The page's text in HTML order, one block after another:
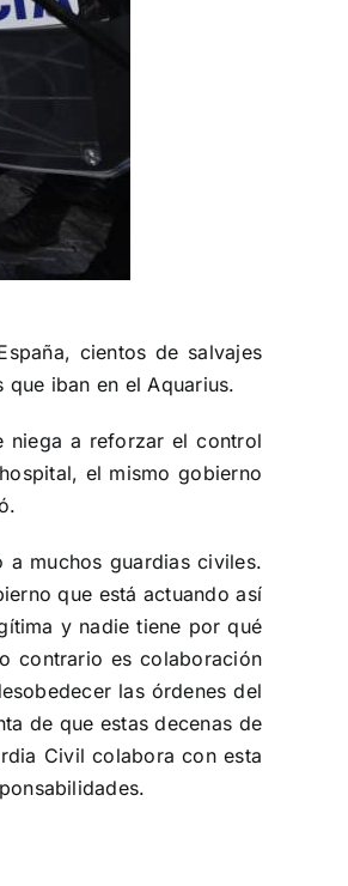
cientos de salvajes
iban en el Aquarius.
niega a reforzar el control
el mismo gobierno
muchos guardias civiles.
que está actuando así
y nadie tiene por qué
contrario es colaboración
las órdenes del
de que estas decenas de
Civil colabora con esta